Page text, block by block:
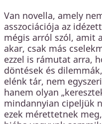
Van novella, amely
asszociációja az
mégis arról szól, amit
akar, csak más
ezzel is rámutat arra,
döntések és
elénk tár, nem
hanem olyan
mindannyian cipeljük
ezek mérettetnek